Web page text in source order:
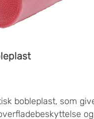
din brugeroplevelse.
hjemmeside, giver du
bobleplast, som
og